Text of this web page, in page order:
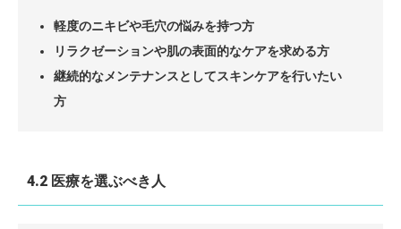
軽度のニキビや毛穴の悩みを持つ方
リラクゼーションや肌の表面的なケアを求める方
継続的なメンテナンスとしてスキンケアを行いたい
方
4.2 医療を選ぶべき人